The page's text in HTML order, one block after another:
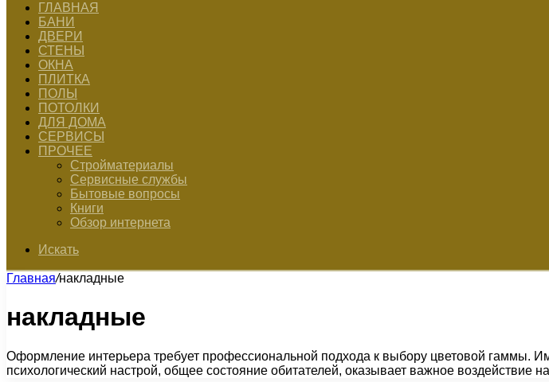
ГЛАВНАЯ
БАНИ
ДВЕРИ
СТЕНЫ
ОКНА
ПЛИТКА
ПОЛЫ
ПОТОЛКИ
ДЛЯ ДОМА
СЕРВИСЫ
ПРОЧЕЕ
Стройматериалы
Сервисные службы
Бытовые вопросы
Книги
Обзор интернета
Искать
Главная/накладные
накладные
Оформление интерьера требует профессиональной подхода к выбору цветовой гаммы.
психологический настрой, общее состояние обитателей, оказывает важное воздействие